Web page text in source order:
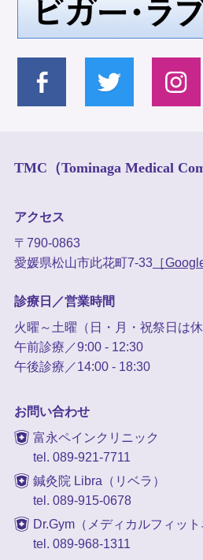
TMC（Tominaga Medical
アクセス
〒790-0863
愛媛県松山市此花町7-33［
診療日／営業時間
火曜～土曜（日・月・祝祭日は休
午前診療／9:00 - 12:30
午後診療／14:00 - 18:30
お問い合わせ
富永ペインクリニック
tel. 089-921-7711
鍼灸院 Libra（リベラ）
tel. 089-915-0678
Dr.Gym（メディカルフィット
tel. 089-968-1311